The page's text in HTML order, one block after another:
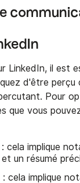
LinkedIn, il est
d'être perçu
Pour
que vous
cela implique
un résumé
: cela implique